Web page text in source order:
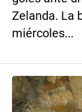
Zelanda. La
miércoles...